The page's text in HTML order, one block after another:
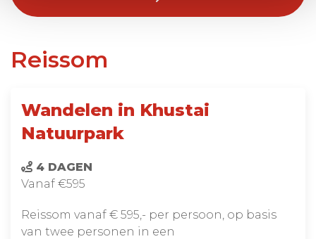
Reissom
Wandelen in Khustai
Natuurpark
4 DAGEN
Vanaf €595
Reissom vanaf € 595,- per persoon, op basis
van twee personen in een